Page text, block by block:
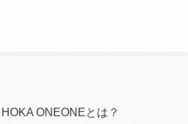
HOKA ONEONEとは？